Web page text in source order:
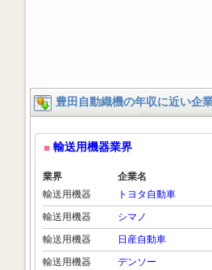
豊田自動織機の年収に近い企
輸送用機器業界
業界 企業名
輸送用機器
トヨタ自動車
輸送用機器
シマノ
輸送用機器
日産自動車
輸送用機器
デンソー